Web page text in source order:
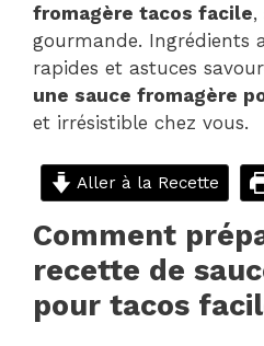
fromagère tacos facile,
gourmande. Ingrédients
rapides et astuces
une sauce fromagère
et irrésistible chez vous.
Aller à la Recette
Comment
recette de
pour tacos